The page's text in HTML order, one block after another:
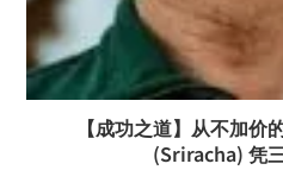
【成功之道】从不加价
(Sriracha) 凭